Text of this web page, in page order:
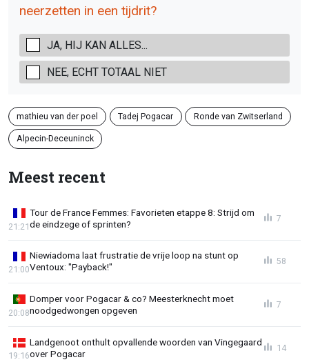
neerzetten in een tijdrit?
JA, HIJ KAN ALLES...
NEE, ECHT TOTAAL NIET
mathieu van der poel Tadej Pogacar Ronde van Zwitserland
Alpecin-Deceuninck
Meest recent
Tour de France Femmes: Favorieten etappe 8: Strijd om
de eindzege of sprinten?
21:21
7
Niewiadoma laat frustratie de vrije loop na stunt op
Ventoux: "Payback!"
21:00
58
Domper voor Pogacar & co? Meesterknecht moet
noodgedwongen opgeven
20:08
7
Landgenoot onthult opvallende woorden van Vingegaard
over Pogacar
19:16
14